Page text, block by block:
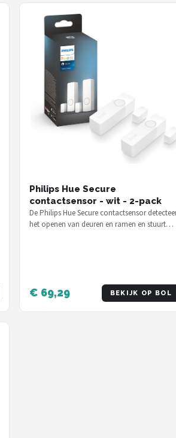
Philips Hue Secure
contactsensor - wit - 2-pack
De Philips Hue Secure contactsensor
het openen van deuren en ramen en stuurt
€ 69,29 BEKIJK OP BOL